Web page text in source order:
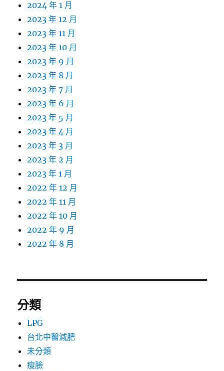
2024 年 1 月
2023 年 12 月
2023 年 11 月
2023 年 10 月
2023 年 9 月
2023 年 8 月
2023 年 7 月
2023 年 6 月
2023 年 5 月
2023 年 4 月
2023 年 3 月
2023 年 2 月
2023 年 1 月
2022 年 12 月
2022 年 11 月
2022 年 10 月
2022 年 9 月
2022 年 8 月
分類
LPG
台北中醫減肥
未分類
瘦臉